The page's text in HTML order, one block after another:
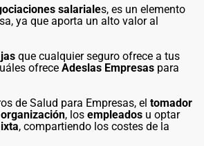
salariales, es un elemento
ya que aporta un alto valor al
que cualquier seguro ofrece a tus
ofrece Adeslas Empresas para
de Salud para Empresas, el tomador
organización, los empleados u optar
, compartiendo los costes de la